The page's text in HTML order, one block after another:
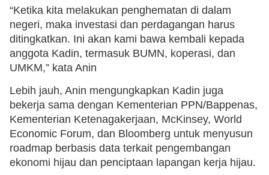
“Ketika kita melakukan penghematan di dalam
negeri, maka investasi dan perdagangan harus
ditingkatkan. Ini akan kami bawa kembali kepada
anggota Kadin, termasuk BUMN, koperasi, dan
UMKM,” kata Anin
Lebih jauh, Anin mengungkapkan Kadin juga
bekerja sama dengan Kementerian PPN/Bappenas,
Kementerian Ketenagakerjaan, McKinsey, World
Economic Forum, dan Bloomberg untuk menyusun
roadmap berbasis data terkait pengembangan
ekonomi hijau dan penciptaan lapangan kerja hijau.